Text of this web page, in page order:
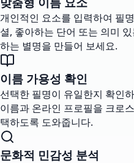
개인적인 요소를 입력하여 필
셜, 좋아하는 단어 또는 의미
하는 별명을 만들어 보세요.
이름 가용성 확인
선택한 필명이 유일한지 확인
이름과 온라인 프로필을 크로
택하도록 도와줍니다.
문화적 민감성 분석